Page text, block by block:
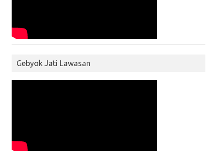
Gebyok Jati Lawasan